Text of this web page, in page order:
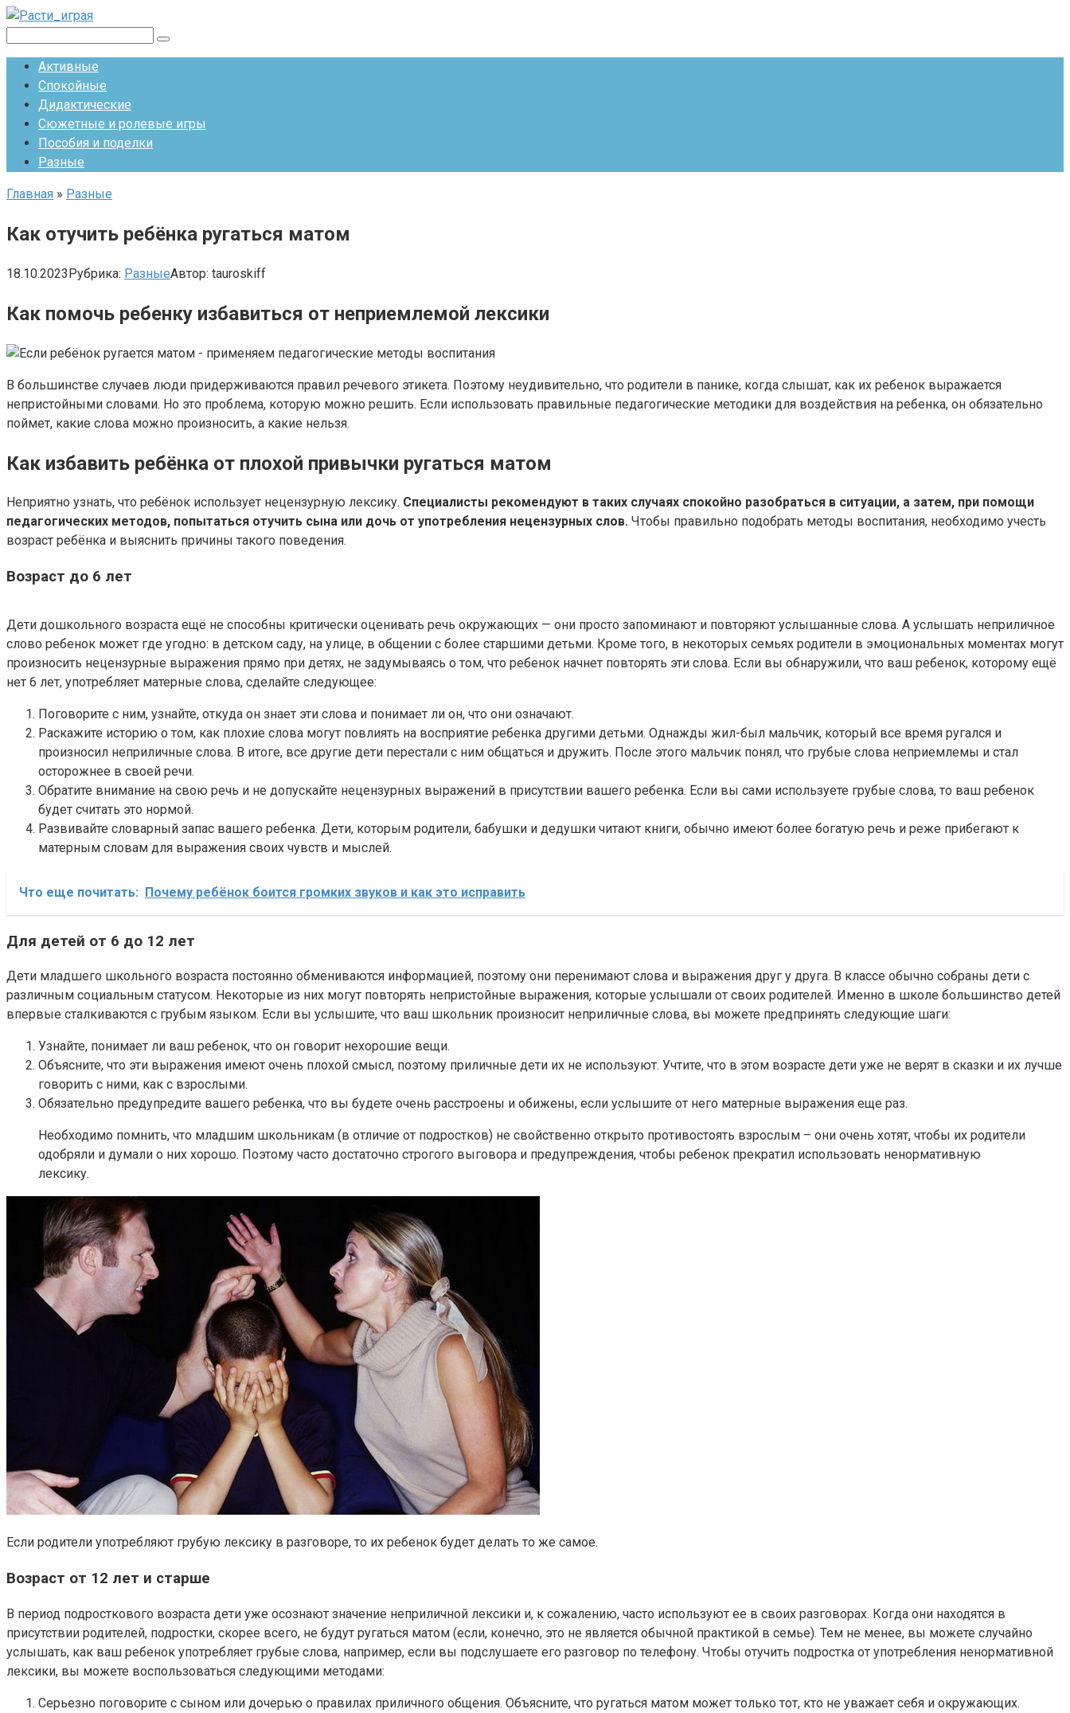
Перейти
Активные
Спокойные
Дидактические
Сюжетные и ролевые игры
Пособия и поделки
Разные
Главная » Разные
Как отучить ребёнка ругаться матом
18.10.2023Рубрика: РазныеАвтор: tauroskiff
Как помочь ребенку избавиться от неприемлемой лексики
В большинстве случаев люди придерживаются правил речевого этикета. Поэтому неудивительно, что родители в панике, когда слышат, как их ребенок выражается
непристойными словами. Но это проблема, которую можно решить. Если использовать правильные педагогические методики для воздействия на ребенка, он обязательно
поймет, какие слова можно произносить, а какие нельзя.
Как избавить ребёнка от плохой привычки ругаться матом
Неприятно узнать, что ребёнок использует нецензурную лексику. Специалисты рекомендуют в таких случаях спокойно разобраться в ситуации, а затем, при помощи
педагогических методов, попытаться отучить сына или дочь от употребления нецензурных слов. Чтобы правильно подобрать методы воспитания, необходимо учесть
возраст ребёнка и выяснить причины такого поведения.
Возраст до 6 лет
Дети дошкольного возраста ещё не способны критически оценивать речь окружающих — они просто запоминают и повторяют услышанные слова. А услышать неприличное
слово ребенок может где угодно: в детском саду, на улице, в общении с более старшими детьми. Кроме того, в некоторых семьях родители в эмоциональных моментах могут
произносить нецензурные выражения прямо при детях, не задумываясь о том, что ребенок начнет повторять эти слова. Если вы обнаружили, что ваш ребенок, которому ещё
нет 6 лет, употребляет матерные слова, сделайте следующее:
Поговорите с ним, узнайте, откуда он знает эти слова и понимает ли он, что они означают.
Раскажите историю о том, как плохие слова могут повлиять на восприятие ребенка другими детьми. Однажды жил-был мальчик, который все время ругался и
произносил неприличные слова. В итоге, все другие дети перестали с ним общаться и дружить. После этого мальчик понял, что грубые слова неприемлемы и стал
осторожнее в своей речи.
Обратите внимание на свою речь и не допускайте нецензурных выражений в присутствии вашего ребенка. Если вы сами используете грубые слова, то ваш ребенок
будет считать это нормой.
Развивайте словарный запас вашего ребенка. Дети, которым родители, бабушки и дедушки читают книги, обычно имеют более богатую речь и реже прибегают к
матерным словам для выражения своих чувств и мыслей.
Что еще почитать: Почему ребёнок боится громких звуков и как это исправить
Для детей от 6 до 12 лет
Дети младшего школьного возраста постоянно обмениваются информацией, поэтому они перенимают слова и выражения друг у друга. В классе обычно собраны дети с
различным социальным статусом. Некоторые из них могут повторять непристойные выражения, которые услышали от своих родителей. Именно в школе большинство детей
впервые сталкиваются с грубым языком. Если вы услышите, что ваш школьник произносит неприличные слова, вы можете предпринять следующие шаги:
Узнайте, понимает ли ваш ребенок, что он говорит нехорошие вещи.
Объясните, что эти выражения имеют очень плохой смысл, поэтому приличные дети их не используют. Учтите, что в этом возрасте дети уже не верят в сказки и их лучше
говорить с ними, как с взрослыми.
Обязательно предупредите вашего ребенка, что вы будете очень расстроены и обижены, если услышите от него матерные выражения еще раз.
Необходимо помнить, что младшим школьникам (в отличие от подростков) не свойственно открыто противостоять взрослым – они очень хотят, чтобы их родители
одобряли и думали о них хорошо. Поэтому часто достаточно строгого выговора и предупреждения, чтобы ребенок прекратил использовать ненормативную
лексику.
Если родители употребляют грубую лексику в разговоре, то их ребенок будет делать то же самое.
Возраст от 12 лет и старше
В период подросткового возраста дети уже осознают значение неприличной лексики и, к сожалению, часто используют ее в своих разговорах. Когда они находятся в
присутствии родителей, подростки, скорее всего, не будут ругаться матом (если, конечно, это не является обычной практикой в семье). Тем не менее, вы можете случайно
услышать, как ваш ребенок употребляет грубые слова, например, если вы подслушаете его разговор по телефону. Чтобы отучить подростка от употребления ненормативной
лексики, вы можете воспользоваться следующими методами:
Серьезно поговорите с сыном или дочерью о правилах приличного общения. Объясните, что ругаться матом может только тот, кто не уважает себя и окружающих.